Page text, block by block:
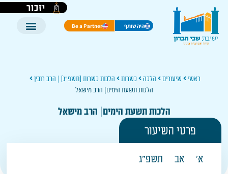
יזכור
היה שותף Be a Partner
ראשי שיעורים הלכה כשרות
הלכות כשרות [תשפ"ג] | הרב רובין
הלכות תשעת הימים| הרב מישאל
הלכות תשעת הימים| הרב מישאל
פרטי השיעור
א' אב תשפ"ג